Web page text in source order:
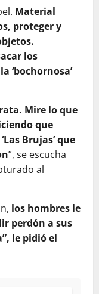
Material
proteger y
los
‘bochornosa’
Mire lo que
que
Brujas’ que
”, se escucha
al
los hombres le
perdón a sus
le pidió el